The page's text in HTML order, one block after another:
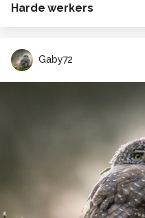
Harde werkers
Gaby72